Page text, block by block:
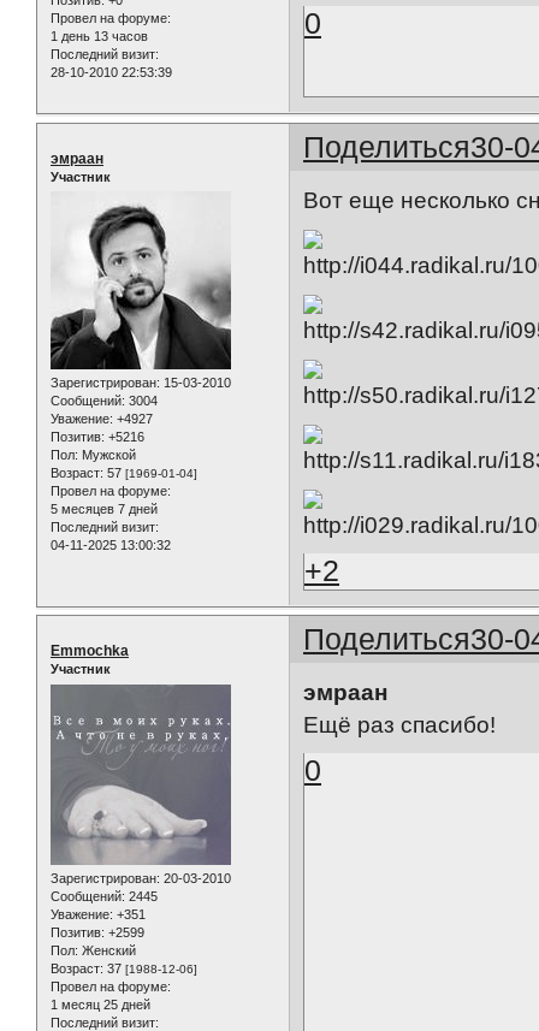
Провел на форуме:
1 день 13 часов
Последний визит:
28-10-2010 22:53:39
0
Поделиться30-
эмраан
Участник
Зарегистрирован: 15-03-2010
Сообщений: 3004
Уважение: +4927
Позитив: +5216
Пол: Мужской
Возраст: 57 [1969-01-04]
Провел на форуме:
5 месяцев 7 дней
Последний визит:
04-11-2025 13:00:32
Вот еще несколько
+2
Поделиться30-
Emmochka
Участник
Зарегистрирован: 20-03-2010
Сообщений: 2445
Уважение: +351
Позитив: +2599
Пол: Женский
Возраст: 37 [1988-12-06]
Провел на форуме:
1 месяц 25 дней
Последний визит:
эмраан
Ещё раз спасибо!
0